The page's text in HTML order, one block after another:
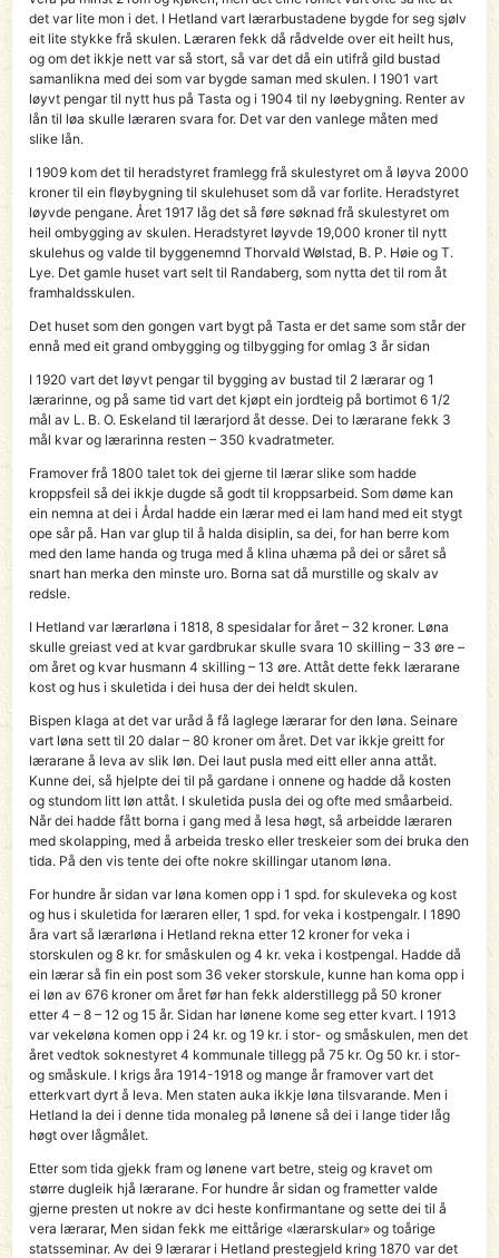
det var lite mon i det. I HetIand vart lærarbustadene bygde for seg sjølv
eit lite stykke frå skulen. Læraren fekk då rådvelde over eit heilt hus,
og om det ikkje nett var så stort, så var det då ein utifrå gild bustad
samanlikna med dei som var bygde saman med skulen. I 1901 vart
løyvt pengar til nytt hus på Tasta og i 1904 til ny løebygning. Renter av
lån til løa skulle læraren svara for. Det var den vanlege måten med
slike lån.
I 1909 kom det til heradstyret framlegg frå skulestyret om å løyva 2000
kroner til ein fløybygning til skulehuset som då var forlite. Heradstyret
løyvde pengane. Året 1917 låg det så føre søknad frå skulestyret om
heil ombygging av skulen. Heradstyret løyvde 19,000 kroner til nytt
skulehus og valde til byggenemnd Thorvald Wølstad, B. P. Høie og T.
Lye. Det gamle huset vart selt til Randaberg, som nytta det til rom åt
framhaldsskulen.
Det huset som den gongen vart bygt på Tasta er det same som står der
ennå med eit grand ombygging og tilbygging for omlag 3 år sidan
I 1920 vart det løyvt pengar til bygging av bustad til 2 lærarar og 1
lærarinne, og på same tid vart det kjøpt ein jordteig på bortimot 6 1/2
mål av L. B. O. Eskeland til lærarjord åt desse. Dei to lærarane fekk 3
mål kvar og lærarinna resten – 350 kvadratmeter.
Framover frå 1800 talet tok dei gjerne til lærar slike som hadde
kroppsfeil så dei ikkje dugde så godt til kroppsarbeid. Som døme kan
ein nemna at dei i Årdal hadde ein lærar med ei lam hand med eit stygt
ope sår på. Han var glup til å halda disiplin, sa dei, for han berre kom
med den lame handa og truga med å klina uhæma på dei or såret så
snart han merka den minste uro. Borna sat då murstille og skalv av
redsle.
I Hetland var lærarløna i 1818, 8 spesidalar for året – 32 kroner. Løna
skulle greiast ved at kvar gardbrukar skulle svara 10 skilling – 33 øre –
om året og kvar husmann 4 skilling – 13 øre. Attåt dette fekk lærarane
kost og hus i skuletida i dei husa der dei heldt skulen.
Bispen klaga at det var uråd å få laglege lærarar for den løna. Seinare
vart løna sett til 20 dalar – 80 kroner om året. Det var ikkje greitt for
lærarane å leva av slik løn. Dei laut pusla med eitt eller anna attåt.
Kunne dei, så hjelpte dei til på gardane i onnene og hadde då kosten
og stundom litt løn attåt. I skuletida pusla dei og ofte med småarbeid.
Når dei hadde fått borna i gang med å lesa høgt, så arbeidde læraren
med skolapping, med å arbeida tresko eller treskeier som dei bruka den
tida. På den vis tente dei ofte nokre skillingar utanom løna.
For hundre år sidan var løna komen opp i 1 spd. for skuleveka og kost
og hus i skuletida for læraren eller, 1 spd. for veka i kostpengalr. I 1890
åra vart så lærarløna i Hetland rekna etter 12 kroner for veka i
storskulen og 8 kr. for småskulen og 4 kr. veka i kostpengal. Hadde då
ein lærar så fin ein post som 36 veker storskule, kunne han koma opp i
ei løn av 676 kroner om året før han fekk alderstillegg på 50 kroner
etter 4 – 8 – 12 og 15 år. Sidan har lønene kome seg etter kvart. I 1913
var vekeløna komen opp i 24 kr. og 19 kr. i stor- og småskulen, men det
året vedtok soknestyret 4 kommunale tillegg på 75 kr. Og 50 kr. i stor-
og småskule. I krigs åra 1914-1918 og mange år framover vart det
etterkvart dyrt å leva. Men staten auka ikkje løna tilsvarande. Men i
Hetland la dei i denne tida monaleg på lønene så dei i lange tider låg
høgt over lågmålet.
Etter som tida gjekk fram og lønene vart betre, steig og kravet om
større dugleik hjå lærarane. For hundre år sidan og frametter valde
gjerne presten ut nokre av dci heste konfirmantane og sette dei til å
vera lærarar, Men sidan fekk me eittårige «lærarskular» og toårige
statsseminar. Av dei 9 lærarar i HetIand prestegjeld kring 1870 var det